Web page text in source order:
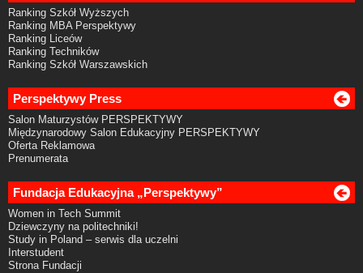
Ranking Szkół Wyższych
Ranking MBA Perspektywy
Ranking Liceów
Ranking Techników
Ranking Szkół Warszawskich
Perspektywy Press
Salon Maturzystów PERSPEKTYWY
Międzynarodowy Salon Edukacyjny PERSPEKTYWY
Oferta Reklamowa
Prenumerata
Fundacja Edukacyjna „Perspektywy”
Women in Tech Summit
Dziewczyny na politechniki!
Study in Poland – serwis dla uczelni
Interstudent
Strona Fundacji